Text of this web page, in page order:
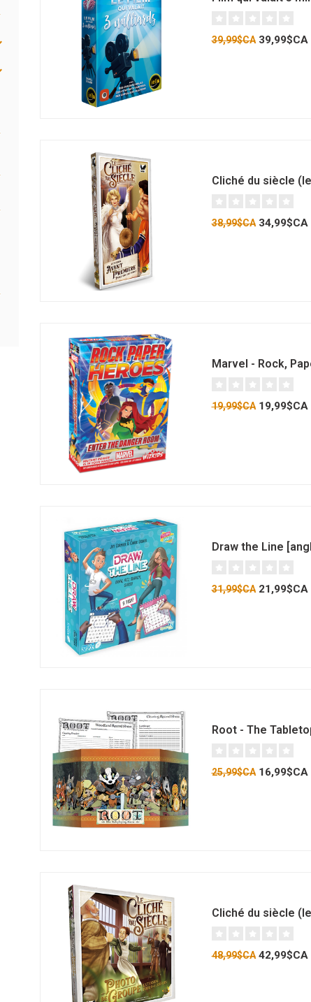
39,99$CA39,99$CA
Cliché du siècle
38,99$CA34,99$CA
Marvel - Rock,
19,99$CA19,99$CA
Draw the Line
31,99$CA21,99$CA
Root - The
25,99$CA16,99$CA
Cliché du siècle
48,99$CA42,99$CA